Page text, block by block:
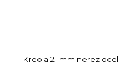
Kreola 21 mm nerez ocel